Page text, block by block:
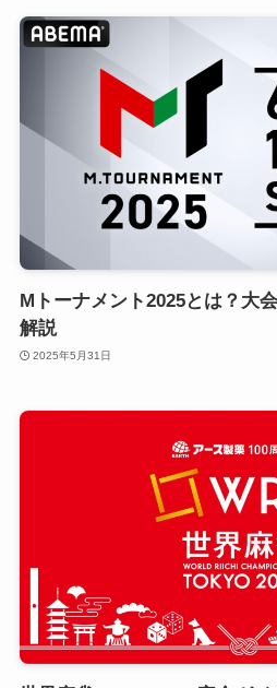
Mトーナメント2025とは？大
解説
2025年5月31日